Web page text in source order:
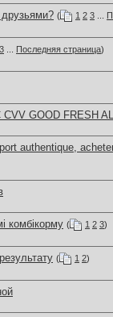
( 1 2 3
3 Последняя страница)
GOOD FRESH
authentique,
комбікорму ( 1 2 3)
( 1 2)